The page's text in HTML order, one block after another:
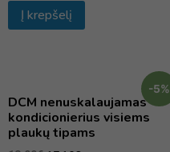
Į krepšelį
-5%
DCM nenuskalaujamas
kondicionierius visiems
plaukų tipams